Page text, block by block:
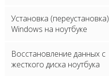
Установка (переустановка)
Windows на ноутбуке
Восстановление данных с
жесткого диска ноутбука